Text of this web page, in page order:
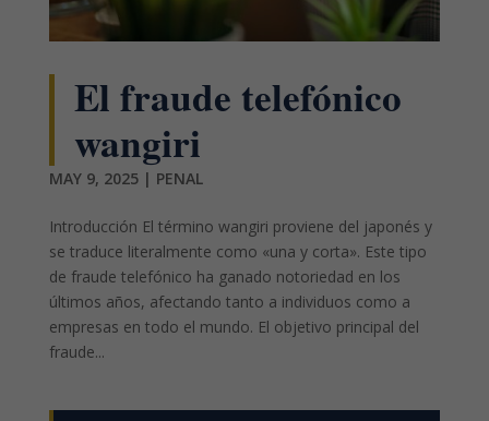
El fraude telefónico
wangiri
MAY 9, 2025| PENAL
Introducción El término wangiri proviene del japonés y
se traduce literalmente como «una y corta». Este tipo
de fraude telefónico ha ganado notoriedad en los
últimos años, afectando tanto a individuos como a
empresas en todo el mundo. El objetivo principal del
fraude...